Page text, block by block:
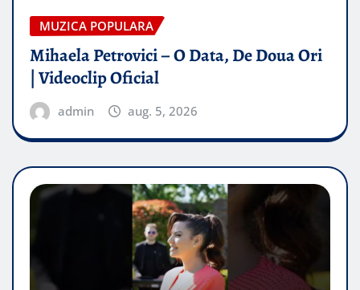
MUZICA POPULARA
Mihaela Petrovici – O Data, De Doua Ori
| Videoclip Oficial
admin aug. 5, 2026